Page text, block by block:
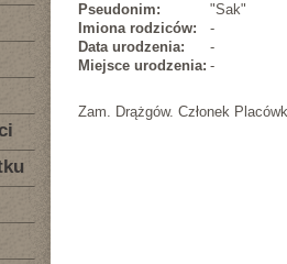
Pseudonim:
"Sak"
Imiona rodziców:
-
Data urodzenia:
-
Miejsce urodzenia: -
Zam. Drążgów. Członek